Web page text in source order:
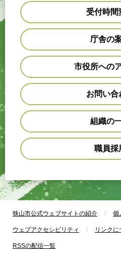
受付時間
庁舎の
市役所への
お問い合
組織の
職員採
狭山市公式ウェブサイトの紹介 個
ウェブアクセシビリティ リンクに
RSSの配信一覧